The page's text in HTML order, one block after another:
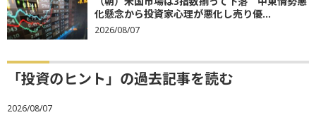
化懸念から投資家心理が悪化し売り優...
2026/08/07
「投資のヒント」の過去記事を読む
2026/08/07